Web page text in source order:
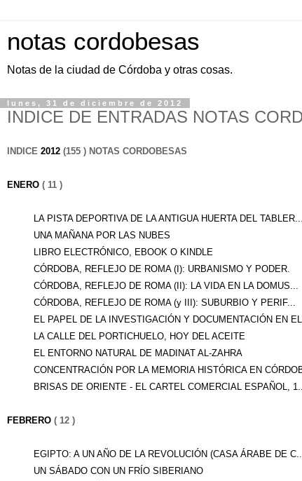
notas cordobesas
Notas de la ciudad de Córdoba y otras cosas.
lunes, 31 de diciembre de 2012
INDICE DE ENTRADAS NOTAS
INDICE 2012 (155 ) NOTAS CORDOBESAS
ENERO ( 11 )
LA PISTA DEPORTIVA DE LA ANTIGUA HUERTA DEL TABLER...
UNA MAÑANA POR LAS NUBES
LIBRO ELECTRÓNICO, EBOOK O KINDLE
CÓRDOBA, REFLEJO DE ROMA (I): URBANISMO Y PODER.
CÓRDOBA, REFLEJO DE ROMA (II): LA VIDA EN LA DOMUS...
CÓRDOBA, REFLEJO DE ROMA (y III): SUBURBIO Y PERIF...
EL PAPEL DE LA INVESTIGACIÓN Y DOCUMENTACIÓN EN
LA CALLE DEL PORTICHUELO, HOY DEL ACEITE
EL ENTORNO NATURAL DE MADINAT AL-ZAHRA
CONCENTRACIÓN POR LA MEMORIA HISTÓRICA EN
BRISAS DE ORIENTE - EL CARTEL COMERCIAL ESPAÑOL, 1...
FEBRERO ( 12 )
EGIPTO: A UN AÑO DE LA REVOLUCIÓN (CASA ÁRABE DE C...
UN SÁBADO CON UN FRÍO SIBERIANO